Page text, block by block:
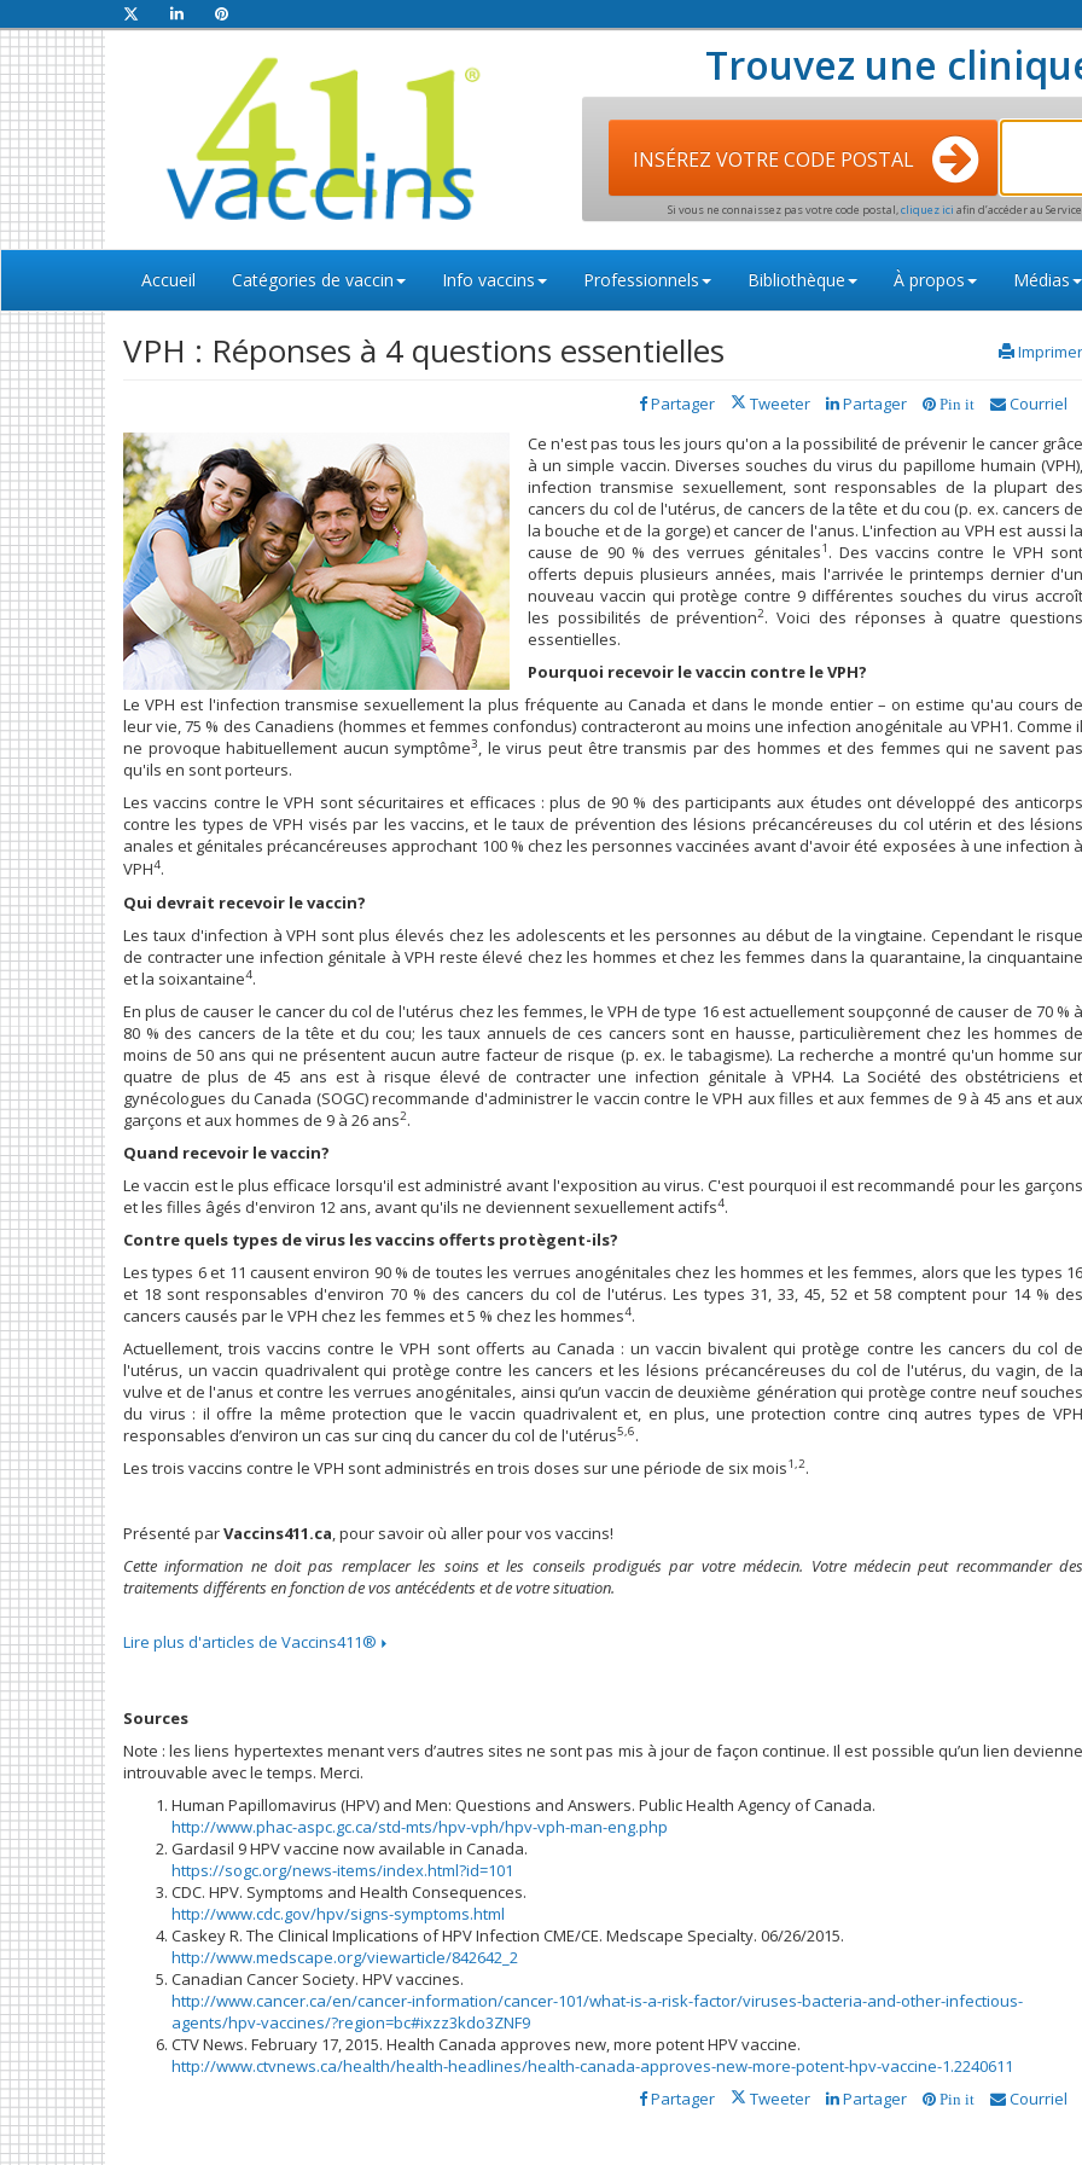
Trouvez une
INSÉREZ VOTRE CODE POSTAL
Si vous ne connaissez pas votre code postal,cliquez iciafin d’accéder au
Accueil Catégories de vaccin Info vaccins Professionnels Bibliothèque À propos Médias
Imprimer
VPH : Réponses à 4 questions essentielles
Courriel
Pin it
Partager
Tweeter
Partager
Ce n'est pas tous les jours qu'on a la possibilité de prévenir le cancer grâce
à un simple vaccin. Diverses souches du virus du papillome humain (VPH),
infection transmise sexuellement, sont responsables de la plupart des
cancers du col de l'utérus, de cancers de la tête et du cou (p. ex. cancers de
la bouche et de la gorge) et cancer de l'anus. L'infection au VPH est aussi la
cause de 90 % des verrues génitales1 . Des vaccins contre le VPH sont
offerts depuis plusieurs années, mais l'arrivée le printemps dernier d'un
nouveau vaccin qui protège contre 9 différentes souches du virus accroît
les possibilités de prévention2. Voici des réponses à quatre questions
essentielles.
Pourquoi recevoir le vaccin contre le VPH?
Le VPH est l'infection transmise sexuellement la plus fréquente au Canada et dans le monde entier – on estime qu'au cours de
leur vie, 75 % des Canadiens (hommes et femmes confondus) contracteront au moins une infection anogénitale au VPH1. Comme il
ne provoque habituellement aucun symptôme3, le virus peut être transmis par des hommes et des femmes qui ne savent pas
qu'ils en sont porteurs.
Les vaccins contre le VPH sont sécuritaires et efficaces : plus de 90 % des participants aux études ont développé des anticorps
contre les types de VPH visés par les vaccins, et le taux de prévention des lésions précancéreuses du col utérin et des lésions
anales et génitales précancéreuses approchant 100 % chez les personnes vaccinées avant d'avoir été exposées à une infection à
VPH4.
Qui devrait recevoir le vaccin?
Les taux d'infection à VPH sont plus élevés chez les adolescents et les personnes au début de la vingtaine. Cependant le risque
de contracter une infection génitale à VPH reste élevé chez les hommes et chez les femmes dans la quarantaine, la cinquantaine
et la soixantaine4.
En plus de causer le cancer du col de l'utérus chez les femmes, le VPH de type 16 est actuellement soupçonné de causer de 70 % à
80 % des cancers de la tête et du cou; les taux annuels de ces cancers sont en hausse, particulièrement chez les hommes de
moins de 50 ans qui ne présentent aucun autre facteur de risque (p. ex. le tabagisme). La recherche a montré qu'un homme sur
quatre de plus de 45 ans est à risque élevé de contracter une infection génitale à VPH4. La Société des obstétriciens et
gynécologues du Canada (SOGC) recommande d'administrer le vaccin contre le VPH aux filles et aux femmes de 9 à 45 ans et aux
garçons et aux hommes de 9 à 26 ans2.
Quand recevoir le vaccin?
Le vaccin est le plus efficace lorsqu'il est administré avant l'exposition au virus. C'est pourquoi il est recommandé pour les garçons
et les filles âgés d'environ 12 ans, avant qu'ils ne deviennent sexuellement actifs4.
Contre quels types de virus les vaccins offerts protègent-ils?
Les types 6 et 11 causent environ 90 % de toutes les verrues anogénitales chez les hommes et les femmes, alors que les types 16
et 18 sont responsables d'environ 70 % des cancers du col de l'utérus. Les types 31, 33, 45, 52 et 58 comptent pour 14 % des
cancers causés par le VPH chez les femmes et 5 % chez les hommes4.
Actuellement, trois vaccins contre le VPH sont offerts au Canada : un vaccin bivalent qui protège contre les cancers du col de
l'utérus, un vaccin quadrivalent qui protège contre les cancers et les lésions précancéreuses du col de l'utérus, du vagin, de la
vulve et de l'anus et contre les verrues anogénitales, ainsi qu’un vaccin de deuxième génération qui protège contre neuf souches
du virus : il offre la même protection que le vaccin quadrivalent et, en plus, une protection contre cinq autres types de VPH
responsables d’environ un cas sur cinq du cancer du col de l'utérus5,6.
Les trois vaccins contre le VPH sont administrés en trois doses sur une période de six mois1,2.
Présenté parVaccins411.ca, pour savoir où aller pour vos vaccins!
Cette information ne doit pas remplacer les soins et les conseils prodigués par votre médecin. Votre médecin peut recommander des
traitements différents en fonction de vos antécédents et de votre situation.
Lire plus d'articles de Vaccins411®
Sources
Note : les liens hypertextes menant vers d’autres sites ne sont pas mis à jour de façon continue. Il est possible qu’un lien devienne
introuvable avec le temps. Merci.
Human Papillomavirus (HPV) and Men: Questions and Answers. Public Health Agency of Canada.
http://www.phac-aspc.gc.ca/std-mts/hpv-vph/hpv-vph-man-eng.php
Gardasil 9 HPV vaccine now available in Canada.
https://sogc.org/news-items/index.html?id=101
CDC. HPV. Symptoms and Health Consequences.
http://www.cdc.gov/hpv/signs-symptoms.html
Caskey R. The Clinical Implications of HPV Infection CME/CE. Medscape Specialty. 06/26/2015.
http://www.medscape.org/viewarticle/842642_2
Canadian Cancer Society. HPV vaccines.
http://www.cancer.ca/en/cancer-information/cancer-101/what-is-a-risk-factor/viruses-bacteria-and-other-infectious-
agents/hpv-vaccines/?region=bc#ixzz3kdo3ZNF9
CTV News. February 17, 2015. Health Canada approves new, more potent HPV vaccine.
http://www.ctvnews.ca/health/health-headlines/health-canada-approves-new-more-potent-hpv-vaccine-1.2240611
Courriel
Pin it
Partager
Tweeter
Partager